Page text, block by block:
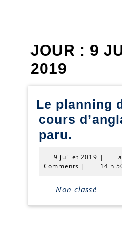
JOUR : 9
2019
Le planning
cours
paru.
de
cours
9 juillet 2019
juillet
|
Comments | 14 h
Non classé